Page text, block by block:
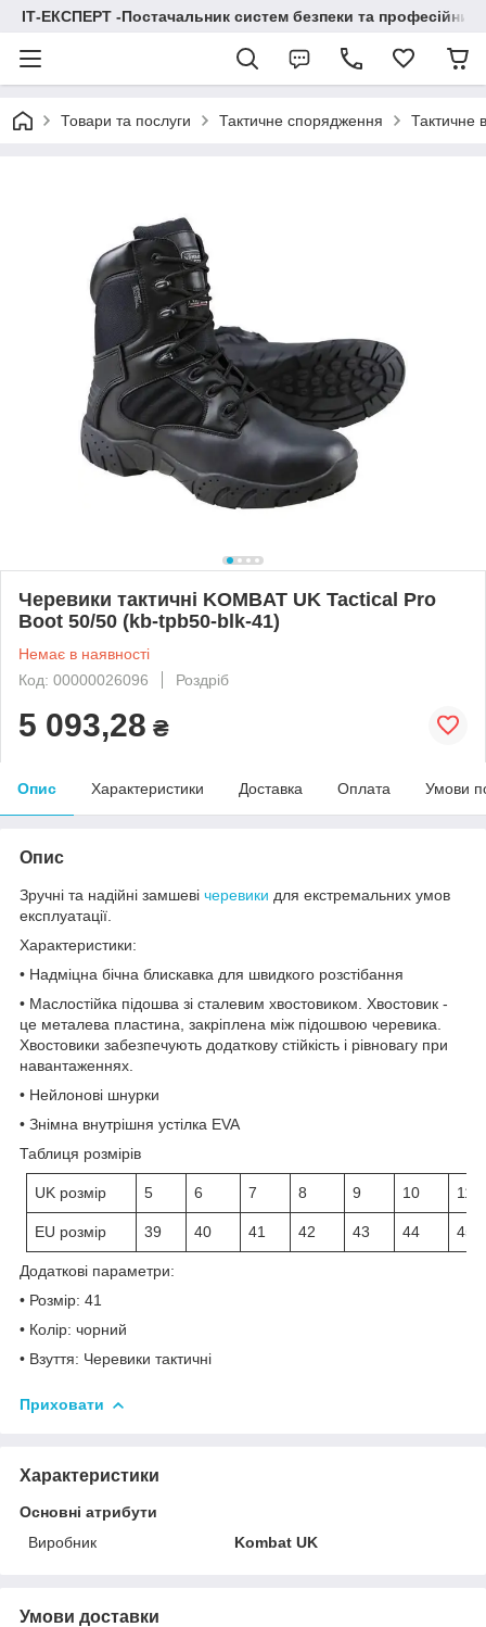
ІТ-ЕКСПЕРТ -Постачальник систем безпеки та професійних
Товари та послуги Тактичне спорядження Тактичне
Черевики тактичні KOMBAT UK Tactical Pro
Boot 50/50 (kb-tpb50-blk-41)
Немає в наявності
Код: 00000026096
Роздріб
5 093,28 ₴
Опис Характеристики Доставка Оплата Умови
Опис
Зручні та надійні замшеві черевики для екстремальних умов
експлуатації.
Характеристики:
• Надміцна бічна блискавка для швидкого розстібання
• Маслостійка підошва зі сталевим хвостовиком. Хвостовик -
це металева пластина, закріплена між підошвою черевика.
Хвостовики забезпечують додаткову стійкість і рівновагу при
навантаженнях.
• Нейлонові шнурки
• Знімна внутрішня устілка EVA
Таблиця розмірів
UK розмір 5 6 7 8 9 10 11
EU розмір 39 40 41 42 43 44 45
Додаткові параметри:
• Розмір: 41
• Колір: чорний
• Взуття: Черевики тактичні
Приховати
Характеристики
Основні атрибути
Виробник
Kombat UK
Умови доставки